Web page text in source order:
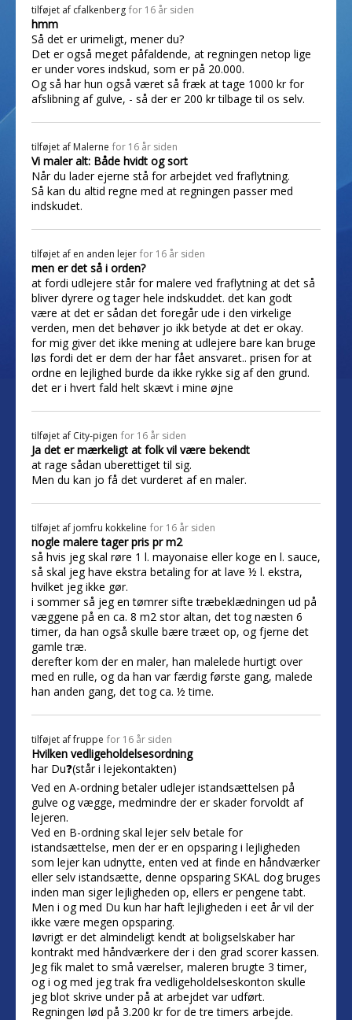
tilføjet af cfalkenberg for 16 år siden
hmm
Så det er urimeligt, mener du?
Det er også meget påfaldende, at regningen netop lige
er under vores indskud, som er på 20.000.
Og så har hun også været så fræk at tage 1000 kr for
afslibning af gulve, - så der er 200 kr tilbage til os selv.
tilføjet af Malerne for 16 år siden
Vi maler alt: Både hvidt og sort
Når du lader ejerne stå for arbejdet ved fraflytning.
Så kan du altid regne med at regningen passer med
indskudet.
tilføjet af en anden lejer for 16 år siden
men er det så i orden?
at fordi udlejere står for malere ved fraflytning at det så
bliver dyrere og tager hele indskuddet. det kan godt
være at det er sådan det foregår ude i den virkelige
verden, men det behøver jo ikk betyde at det er okay.
for mig giver det ikke mening at udlejere bare kan bruge
løs fordi det er dem der har fået ansvaret.. prisen for at
ordne en lejlighed burde da ikke rykke sig af den grund.
det er i hvert fald helt skævt i mine øjne
tilføjet af City-pigen for 16 år siden
Ja det er mærkeligt at folk vil være bekendt
at rage sådan uberettiget til sig.
Men du kan jo få det vurderet af en maler.
tilføjet af jomfru kokkeline for 16 år siden
nogle malere tager pris pr m2
så hvis jeg skal røre 1 l. mayonaise eller koge en l. sauce,
så skal jeg have ekstra betaling for at lave ½ l. ekstra,
hvilket jeg ikke gør.
i sommer så jeg en tømrer sifte træbeklædningen ud på
væggene på en ca. 8 m2 stor altan, det tog næsten 6
timer, da han også skulle bære træet op, og fjerne det
gamle træ.
derefter kom der en maler, han malelede hurtigt over
med en rulle, og da han var færdig første gang, malede
han anden gang, det tog ca. ½ time.
tilføjet affruppe for 16 år siden
Hvilken vedligeholdelsesordning
har Du❓(står i lejekontakten)
Ved en A-ordning betaler udlejer istandsættelsen på
gulve og vægge, medmindre der er skader forvoldt af
lejeren.
Ved en B-ordning skal lejer selv betale for
istandsættelse, men der er en opsparing i lejligheden
som lejer kan udnytte, enten ved at finde en håndværker
eller selv istandsætte, denne opsparing SKAL dog bruges
inden man siger lejligheden op, ellers er pengene tabt.
Men i og med Du kun har haft lejligheden i eet år vil der
ikke være megen opsparing.
Iøvrigt er det almindeligt kendt at boligselskaber har
kontrakt med håndværkere der i den grad scorer kassen.
Jeg fik malet to små værelser, maleren brugte 3 timer,
og i og med jeg trak fra vedligeholdelseskonton skulle
jeg blot skrive under på at arbejdet var udført.
Regningen lød på 3.200 kr for de tre timers arbejde.